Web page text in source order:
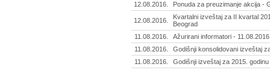
12.08.2016.
Ponuda za preuzimanje akcija -
12.08.2016.
Kvartalni izveštaj za II kvartal
Beograd
11.08.2016.
Ažurirani informatori - 11.08.2016
11.08.2016.
Godišnji konsolidovani izveštaj
11.08.2016.
Godišnji izveštaj za 2015.